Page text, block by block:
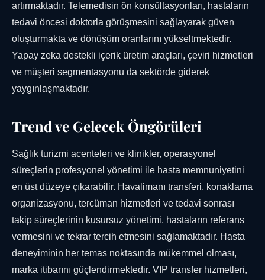
artırmaktadır. Telemedisin ön konsültasyonları, hastaların
tedavi öncesi doktorla görüşmesini sağlayarak güven
oluşturmakta ve dönüşüm oranlarını yükseltmektedir.
Yapay zeka destekli içerik üretim araçları, çeviri hizmetleri
ve müşteri segmentasyonu da sektörde giderek
yaygınlaşmaktadır.
Trend ve Gelecek Öngörüleri
Sağlık turizmi acenteleri ve klinikler, operasyonel
süreçlerin profesyonel yönetimi ile hasta memnuniyetini
en üst düzeye çıkarabilir. Havalimanı transferi, konaklama
organizasyonu, tercüman hizmetleri ve tedavi sonrası
takip süreçlerinin kusursuz yönetimi, hastaların referans
vermesini ve tekrar tercih etmesini sağlamaktadır. Hasta
deneyiminin her temas noktasında mükemmel olması,
marka itibarını güçlendirmektedir. VIP transfer hizmetleri,